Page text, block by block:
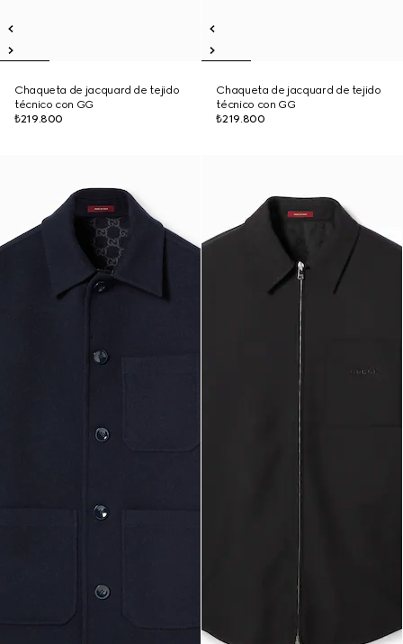
Chaqueta de jacquard de tejido
técnico con GG
₺219.800
Chaqueta de jacquard de tejido
técnico con GG
₺219.800